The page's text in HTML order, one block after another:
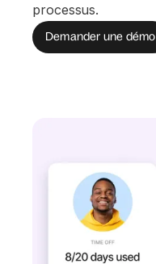
processus.
Demander une démo